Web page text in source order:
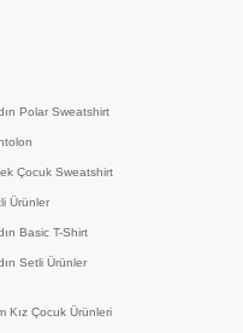
Polar Sweatshirt
Çocuk Sweatshirt
Ürünler
Basic T-Shirt
Setli Ürünler
Kız Çocuk Ürünleri